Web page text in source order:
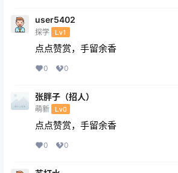
user5402
探学 Lv1
点点赞赏，手留余香
0 0
张胖子（招人）
萌新 Lv0
点点赞赏，手留余香
0 0